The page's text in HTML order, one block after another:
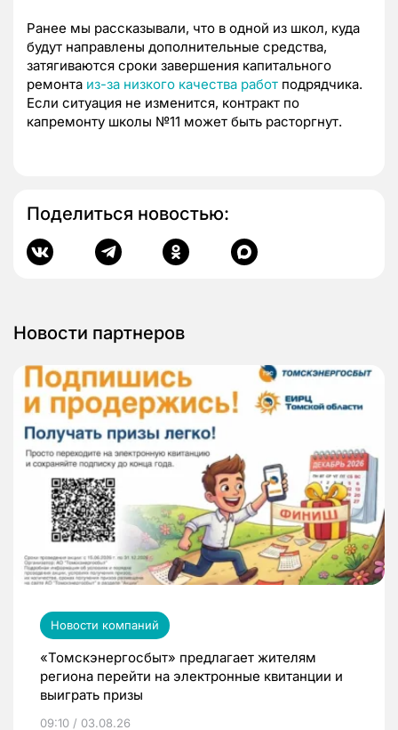
Ранее мы рассказывали, что в одной из школ, куда
будут направлены дополнительные средства,
затягиваются сроки завершения капитального
ремонта из-за низкого качества работ подрядчика.
Если ситуация не изменится, контракт по
капремонту школы №11 может быть расторгнут.
Поделиться новостью:
Новости партнеров
Новости компаний
«Томскэнергосбыт» предлагает жителям
региона перейти на электронные квитанции и
выиграть призы
09:10 / 03.08.26